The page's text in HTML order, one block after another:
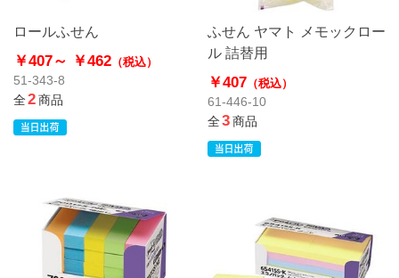
ロールふせん
￥407～ ￥462 （税込）
51-343-8
全2商品
ふせん ヤマト メモックロー
ル 詰替用
￥407（税込）
61-446-10
全3商品